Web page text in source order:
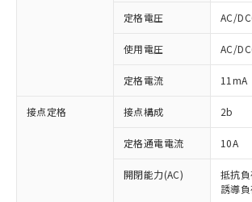
定格電圧 AC/
使用電圧 AC/
定格電流 11mA
接点定格 接点構成 2b
定格通電電流 10A
開閉能力(AC)
抵抗
誘導
ご利用条件
以下の条件をお読みいただき、同意
ご利用ください。
本サービスは、当社制御機器
商品の当社在庫状況および標
(税抜)を提供させていただく
当社制御機器事業取扱商品
対応予定：EU RoHS指令（10物質
有に対応した製品に切り替える予定
対応予定なし：EU RoHS指令（10
非含有に非対応の商品で、対応品を
調査・確認中：EU RoHS指令（10
非含有の対応状況を調査中または
非該当品：ライセンス料など無形
害物質有無と関係のない商品です。
仕入先様の事情により、非含有部
「○」：最大均質材料含有率が中
基準値以下であることを示します。
「×」：最大均質材料含有率が中